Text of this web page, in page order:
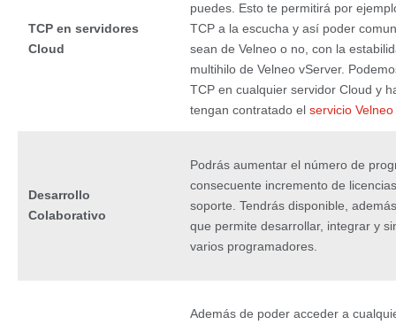
TCP en servidores
Cloud
puedes. Esto te permitirá por
TCP a la escucha y así poder
sean de Velneo o no, con la
multihilo de Velneo vServer.
TCP en cualquier servidor Cloud y
tengan contratado el servicio
Desarrollo
Colaborativo
Podrás aumentar el número de
consecuente incremento de
soporte. Tendrás disponible,
que permite desarrollar, integrar y
varios programadores.
Además de poder acceder a